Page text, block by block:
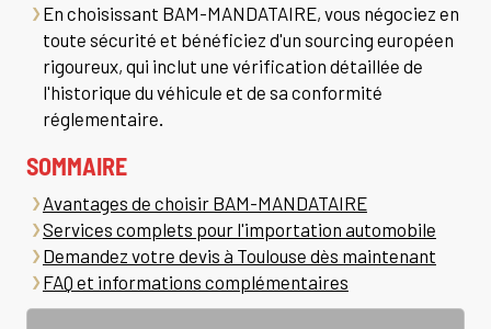
En choisissant BAM-MANDATAIRE, vous négociez en
toute sécurité et bénéficiez d'un sourcing européen
rigoureux, qui inclut une vérification détaillée de
l'historique du véhicule et de sa conformité
réglementaire.
SOMMAIRE
Avantages de choisir BAM-MANDATAIRE
Services complets pour l'importation automobile
Demandez votre devis à Toulouse dès maintenant
FAQ et informations complémentaires